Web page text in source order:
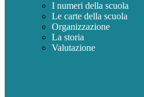
I numeri della scuola
Le carte della scuola
Organizzazione
La storia
Valutazione